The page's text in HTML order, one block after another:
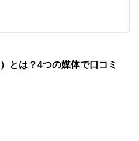
とは？4つの媒体で口コミ